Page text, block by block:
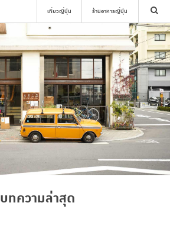
เที่ยวญี่ปุ่น ร้านอาหารญี่ปุ่น
ค้นหา
เลือกย่าน
บทความล่าสุด